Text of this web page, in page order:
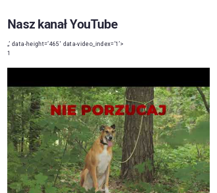
Nasz kanał YouTube
„’ data-height=’465′ data-video_index=’1’>
1